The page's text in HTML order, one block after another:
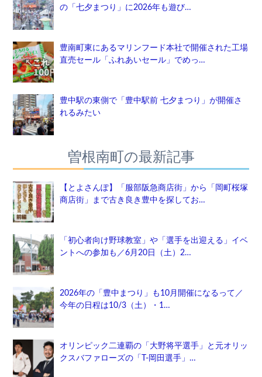
の「七夕まつり」に2026年も遊び…
豊南町東にあるマリンフード本社で開催された工場
直売セール「ふれあいセール」でめっ…
豊中駅の東側で「豊中駅前 七夕まつり」が開催さ
れるみたい
曽根南町の最新記事
【とよさんぽ】「服部阪急商店街」から「岡町桜塚
商店街」まで古き良き豊中を探してお…
「初心者向け野球教室」や「選手を出迎える」イベ
ントへの参加も／6月20日（土）2…
2026年の「豊中まつり」も10月開催になるって／
今年の日程は10/3（土）・1…
オリンピック二連覇の「大野将平選手」と元オリッ
クスバファローズの「T-岡田選手」…